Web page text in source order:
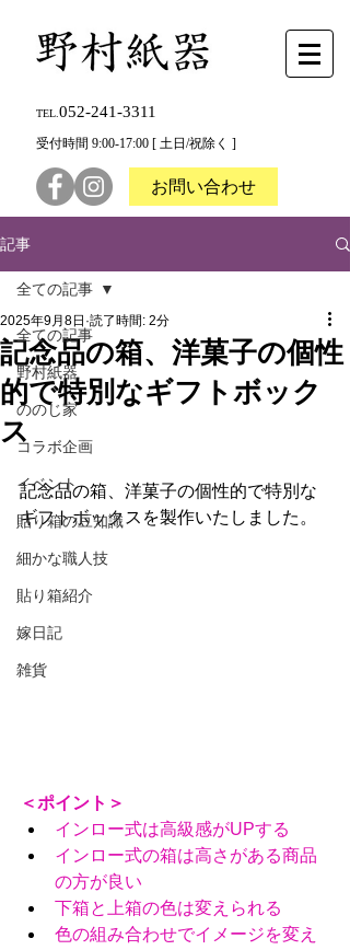
TEL. 052-241-3311
受付時間 9:00-17:00 [ 土日/祝除く ]
お問い合わせ
記事
全ての記事
野村紙器
ののじ家
コラボ企画
イベント
貼り箱の豆知識
細かな職人技
貼り箱紹介
嫁日記
雑貨
全ての記事
記念品の箱、洋菓子の個性
的で特別なギフトボック
ス
2025年9月8日 読了時間: 2分
記念品の箱、洋菓子の個性的で特別な
ギフトボックスを製作いたしました。
＜ポイント＞
インロー式は高級感がUPする
インロー式の箱は高さがある商品
の方が良い
下箱と上箱の色は変えられる
色の組み合わせでイメージを変え